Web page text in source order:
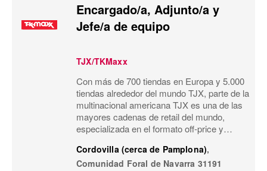
Encargado/a, Adjunto/a y
Jefe/a de equipo
TJX/TKMaxx
Con más de 700 tiendas en Europa y 5.000
tiendas alrededor del mundo TJX, parte de la
multinacional americana TJX es una de las
mayores cadenas de retail del mundo,
especializada en el formato off-price y
Primeras marcas, calidad, variedad y moda
a...
Cordovilla (cerca de Pamplona),
Comunidad Foral de Navarra 31191